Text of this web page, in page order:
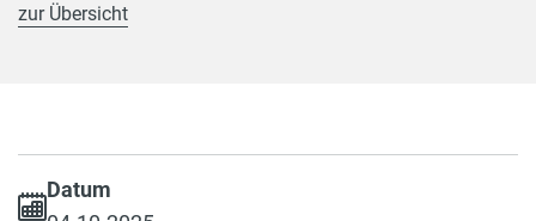
zur Übersicht
Datum